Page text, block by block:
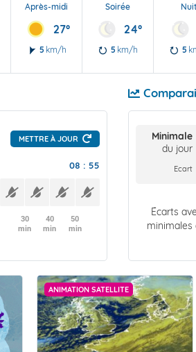
Après-midi
27°
5 km/h
Soirée
24°
5 km/h
Nuit
5
METTRE À JOUR
08 : 55
30
min
40
min
50
min
Minimale
du jour
Ecart
Écarts
minimales
ANIMATION SATELLITE